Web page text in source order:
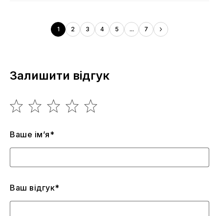
1 2 3 4 5 ... 7
Залишити відгук
Ваше ім’я*
Ваш відгук*